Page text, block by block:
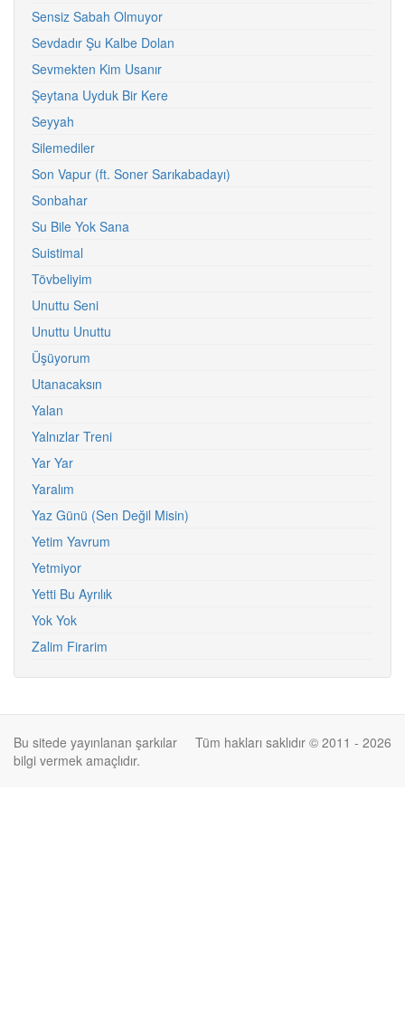
Sensiz Sabah Olmuyor
Sevdadır Şu Kalbe Dolan
Sevmekten Kim Usanır
Şeytana Uyduk Bir Kere
Seyyah
Silemediler
Son Vapur (ft. Soner Sarıkabadayı)
Sonbahar
Su Bile Yok Sana
Suistimal
Tövbeliyim
Unuttu Seni
Unuttu Unuttu
Üşüyorum
Utanacaksın
Yalan
Yalnızlar Treni
Yar Yar
Yaralım
Yaz Günü (Sen Değil Misin)
Yetim Yavrum
Yetmiyor
Yetti Bu Ayrılık
Yok Yok
Zalim Firarim
Tüm hakları saklıdır © 2011 - 2026
Bu sitede yayınlanan şarkılar
bilgi vermek amaçlıdır.